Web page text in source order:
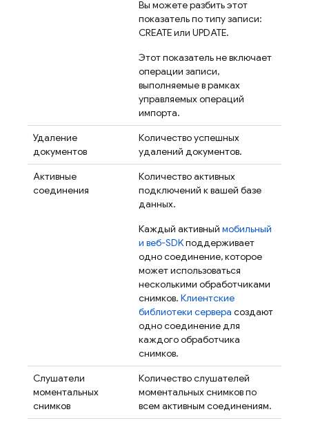
Вы можете разбить этот
показатель по типу записи:
CREATE или UPDATE.
Этот показатель не включает
операции записи,
выполняемые в рамках
управляемых операций
импорта.
Удаление
документов
Количество успешных
удалений документов.
Активные
соединения
Количество активных
подключений к вашей базе
данных.
Каждый активный мобильный
и веб-SDKподдерживает
одно соединение, которое
может использоваться
несколькими обработчиками
снимков. Клиентские
библиотеки сервера создают
одно соединение для
каждого обработчика
снимков.
Слушатели
моментальных
снимков
Количество слушателей
моментальных снимков по
всем активным соединениям.